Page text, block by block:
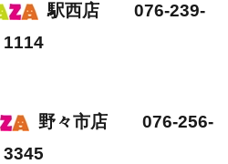
駅西店 076-239-
1114
野々市店 076-256-
3345